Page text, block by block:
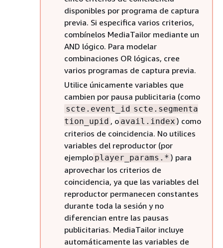
disponibles por programa de captura
previa. Si especifica varios criterios,
combínelos MediaTailor mediante un
AND lógico. Para modelar
combinaciones OR lógicas, cree
varios programas de captura previa.
Utilice únicamente variables que
cambien por pausa publicitaria (como
scte.event_id scte.segmenta
tion_upid , o avail.index ) como
criterios de coincidencia. No utilices
variables del reproductor (por
ejemplo player_params.* ) para
aprovechar los criterios de
coincidencia, ya que las variables del
reproductor permanecen constantes
durante toda la sesión y no
diferencian entre las pausas
publicitarias. MediaTailor incluye
automáticamente las variables de